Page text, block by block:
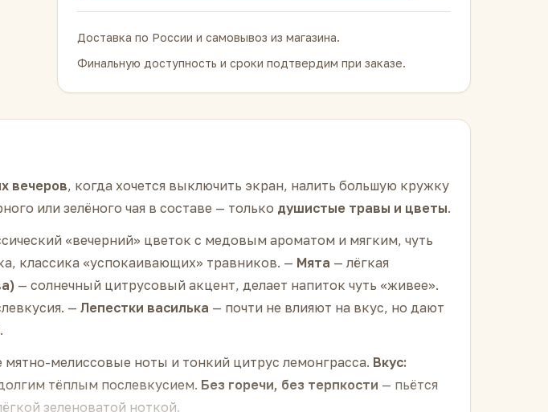
Доставка по России и самовывоз из магазина.
Финальную доступность и сроки подтвердим при заказе.
вечеров, когда хочется выключить экран, налить большую кружку
или зелёного чая в составе — только душистые травы и цветы.
«вечерний» цветок с медовым ароматом и мягким, чуть
классика «успокаивающих» травников. — Мята — лёгкая
— солнечный цитрусовый акцент, делает напиток чуть «живее».
— Лепестки василька — почти не влияют на вкус, но дают
мелиссовые ноты и тонкий цитрус лемонграсса. Вкус:
тёплым послевкусием. Без горечи, без терпкости — пьётся
зеленоватой ноткой.